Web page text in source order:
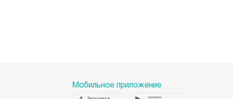
Мобильное приложение